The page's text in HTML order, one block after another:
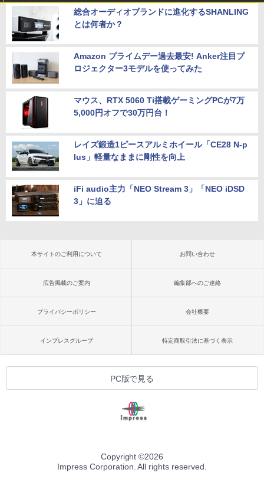
総合オーディオブランドに進化するSHANLING
とは何者か？
Amazon プライムデー過去最安! Anker注目プ
ロジェクター3モデルを使ってみた
マウス、RTX 5060 Ti搭載ゲーミングPCが7万
5,000円オフで30万円台！
レイズ鍛造1ピースアルミホイール「CE28 N-p
lus」軽量なままに剛性を向上
iFi audio主力「NEO Stream 3」「NEO iDSD
3」に迫る
本サイトのご利用について お問い合わせ
広告掲載のご案内 編集部へのご連絡
プライバシーポリシー 会社概要
インプレスグループ 特定商取引法に基づく表示
PC版で見る
Copyright ©2026
Impress Corporation. All rights reserved.